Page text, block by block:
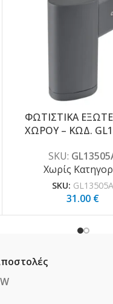
ΦΩΤΙΣΤΙΚΑ
ΧΩΡΟΥ – ΚΩΔ.
SKU:
Χωρίς
SKU: GL13505A
31.00 €